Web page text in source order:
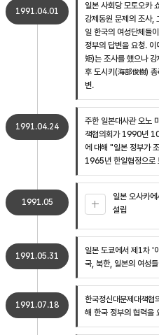
1991.04.01
일본 사회당 모토오카
강제동원 문제의 조사
일 한국의 여성단체들
정부의 답변을 요청.
矩)는 조사를 했으나 강
후 도시키(海部俊樹)
변.
1991.04.24
주한 일본대사관 오노
책협의회가 1990년
에 대해 "일본 정부가
1965년 한일협정으로
1991.05
일본 오사카
설립
1991.05.31
일본 도쿄에서 제1차 '
국, 북한, 일본의 여성
1991.07.18
한국정신대문제대책협
해 한국 정부의 협력을